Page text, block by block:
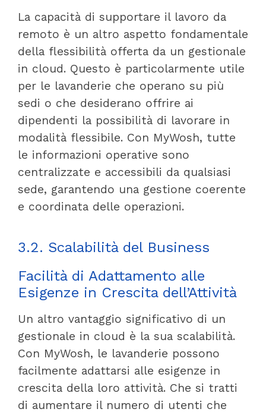
La capacità di supportare il lavoro da
remoto è un altro aspetto fondamentale
della flessibilità offerta da un gestionale
in cloud. Questo è particolarmente utile
per le lavanderie che operano su più
sedi o che desiderano offrire ai
dipendenti la possibilità di lavorare in
modalità flessibile. Con MyWosh, tutte
le informazioni operative sono
centralizzate e accessibili da qualsiasi
sede, garantendo una gestione coerente
e coordinata delle operazioni.
3.2. Scalabilità del Business
Facilità di Adattamento alle
Esigenze in Crescita dell’Attività
Un altro vantaggio significativo di un
gestionale in cloud è la sua scalabilità.
Con MyWosh, le lavanderie possono
facilmente adattarsi alle esigenze in
crescita della loro attività. Che si tratti
di aumentare il numero di utenti che